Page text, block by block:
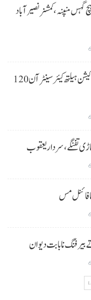
گہس منپنہ،کمشنر نصیرآباد
ایجوکیشن سپورٹ پروگرام،گوادر، اسکول ایجوکیشن ہیلتھ کیئر سینٹر آن 120
تفنگے، سردار یعقوب
فائنل مس